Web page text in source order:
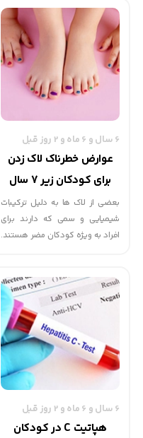
غیرقابل اجتنابند و در واقع راهی
هستند برای شناخت دنیای اطراف و
کسب تجربه. در حوادث جدی‏ تر
اغلب کوتاهی از جانب بزرگترهاست
که یا به طور مستقیم سبب بروز
حادثه می‏شوند و یا غیرمستقیم به
موقع مسئول هستند.
6 سال و 6 ماه و 2 روز قبل
عوارض خطرناک لاک زدن
برای کودکان زیر 7 سال
بعضی از لاک ها به دلیل ترکیبات
شیمیایی و سمی که دارند برای
افراد به ویژه کودکان مضر هستند.
هوشی در کودکان است.
تولونس نام ماده شیمیایی موجود
در لاك‌های ناخن است و در مجاورت
هوا تبدیل به بخاری با بوی تند و
شیرین می‌شود.
6 سال و 6 ماه و 2 روز قبل
هپاتیت C در کودکان